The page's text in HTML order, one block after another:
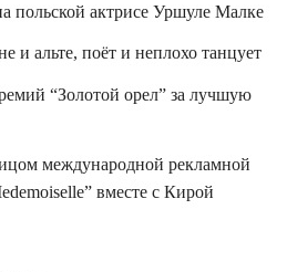
польской актрисе Уршуле Малке
и альте, поёт и неплохо танцует
“Золотой орел” за лучшую
международной рекламной
вместе с Кирой